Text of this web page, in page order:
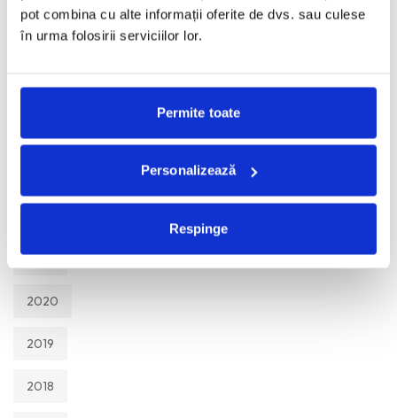
pot combina cu alte informații oferite de dvs. sau culese
în urma folosirii serviciilor lor.
Permite toate
Personalizează
Respinge
2026
2025
2021
2020
2019
2018